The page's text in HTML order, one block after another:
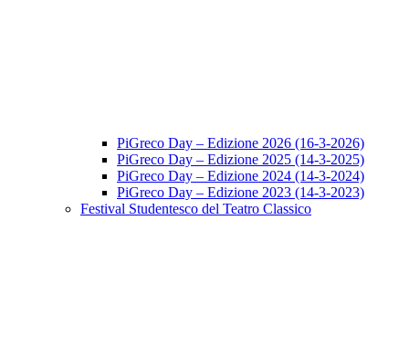
PiGreco Day – Edizione 2026 (16-3-2026)
PiGreco Day – Edizione 2025 (14-3-2025)
PiGreco Day – Edizione 2024 (14-3-2024)
PiGreco Day – Edizione 2023 (14-3-2023)
Festival Studentesco del Teatro Classico